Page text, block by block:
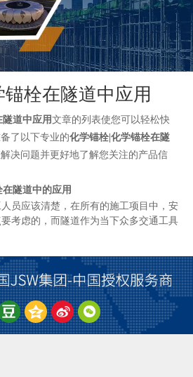
栓在隧道中应用
道中应用文章的列表使您可以轻松快
了以下专业的化学锚栓|化学锚栓在隧
解决问题并更好地了解您关注的产品信
隧道中的应用
员应该清楚，在所有的施工项目中，安
考虑的，而隧道作为当下众多交通工具
如果隧道发生了质量问题，那么后果可以
，所以对于隧道进行加固也就成了一个
，况且隧道在日常的使用过程中，也或多
不同程度的损坏。那么如何对隧道进行加
用到哪些加固材料的，今天就和大家来聊